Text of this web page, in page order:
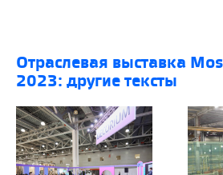
отраслевая выставка MosBuild
2023: другие тексты